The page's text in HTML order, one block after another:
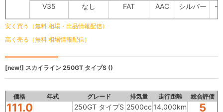
V35 なし FAT AAC シルバー -
安く買う（無料 相場・出品情報配信）
高く売る（無料 相場情報配信）
[new!] スカイライン 250GT タイプS ()
価格 年式 グレード 排気量 走行距離 総合評価
111.0 250GT タイプS 2500cc 14,000km 5